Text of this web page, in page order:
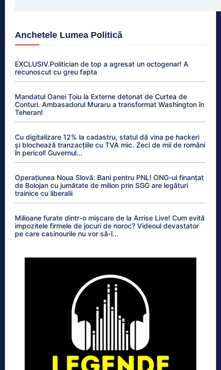
Anchetele Lumea Politică
EXCLUSIV.Politician de top a agresat un octogenar! A
recunoscut cu greu fapta
Mandatul Oanei Țoiu la Externe detonat de Curtea de
Conturi. Ambasadorul Muraru a transformat Washington în
Teheran!
Cu digitalizare 12% la cadastru, statul dă vina pe hackeri
și blochează tranzacțiile cu TVA mic. Zeci de mii de români
în pericol! Guvernul...
Operațiunea Noua Slovă: Bani pentru PNL! ONG-ul finanțat
de Bolojan cu jumătate de milion prin SGG are legături
trainice cu liberalii
Milioane furate dintr-o mișcare de la Arrise Live! Cum evită
impozitele firmele de jocuri de noroc? Videoul devastator
pe care casinourile nu vor să-l...